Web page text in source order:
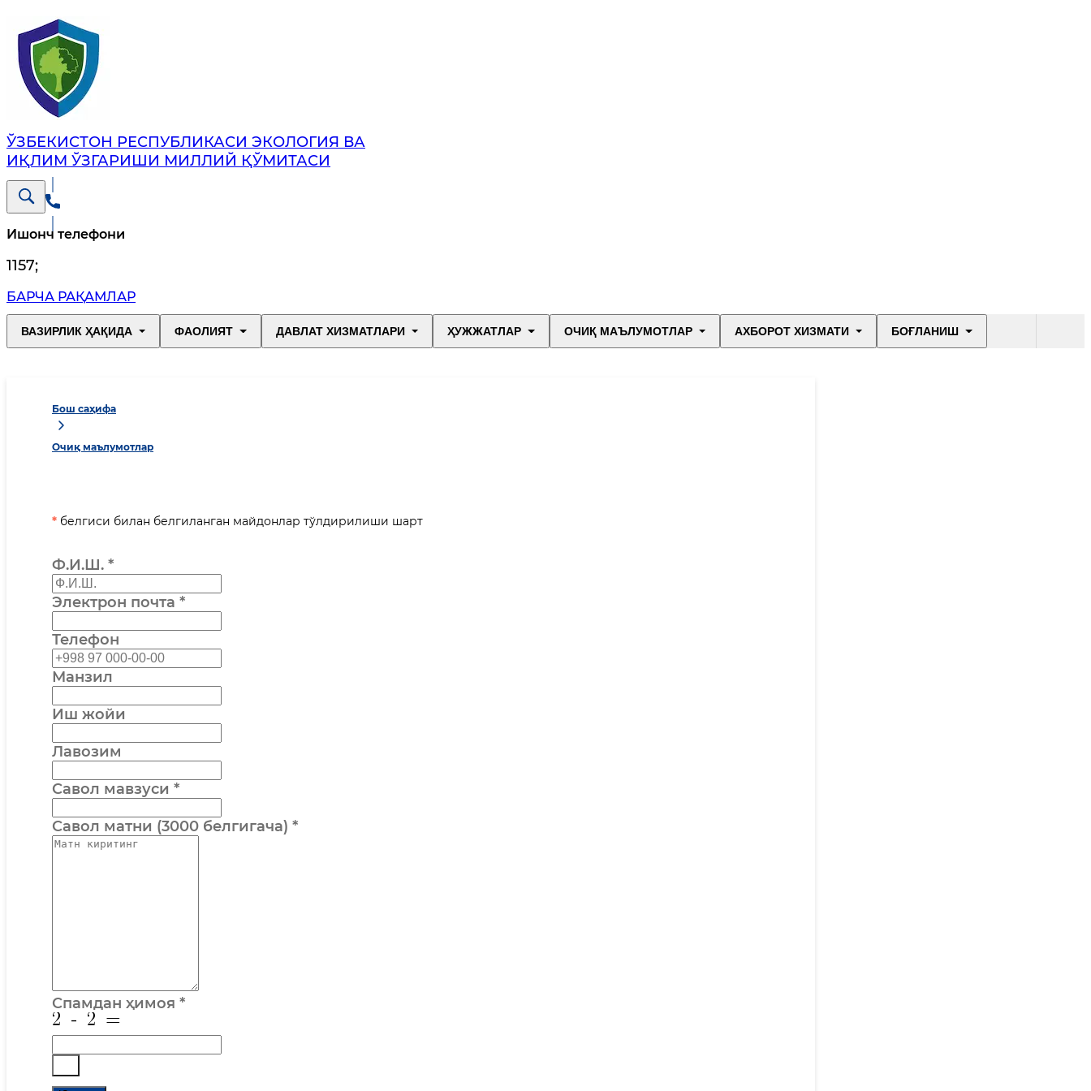
ЎЗБЕКИСТОН РЕСПУБЛИКАСИ ЭКОЛОГИЯ ВА
ИҚЛИМ ЎЗГАРИШИ МИЛЛИЙ ҚЎМИТАСИ
Ишонч телефони
1157;
БАРЧА РАҚАМЛАР
ВАЗИРЛИК ҲАҚИДА ФАОЛИЯТ ДАВЛАТ ХИЗМАТЛАРИ ҲУЖЖАТЛАР ОЧИҚ МАЪЛУМОТЛАР АХБОРОТ ХИЗМАТИ БОҒЛАНИШ
Бош саҳифа
Очиқ маълумотлар
* белгиси билан белгиланган майдонлар тўлдирилиши шарт
Ф.И.Ш. *
Электрон почта *
Телефон
Манзил
Иш жойи
Лавозим
Савол мавзуси *
Савол матни (3000 белгигача) *
Спамдан ҳимоя *